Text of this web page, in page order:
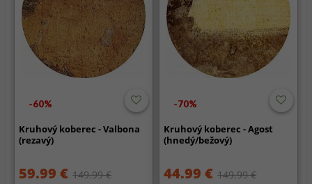
-60%
Kruhový koberec - Valbona
(rezavý)
59.99 € 149.99 €
-70%
Kruhový koberec - Agost
(hnedý/bežový)
44.99 € 149.99 €